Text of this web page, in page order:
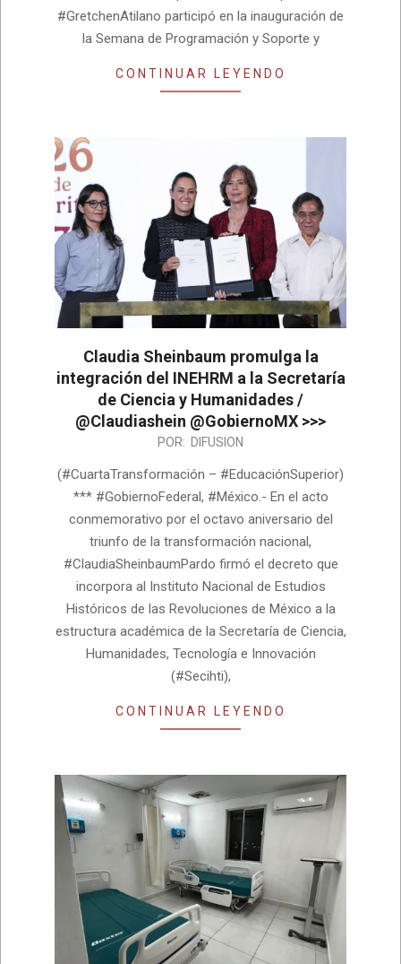
#GretchenAtilano participó en la inauguración de
la Semana de Programación y Soporte y
CONTINUAR LEYENDO
Claudia Sheinbaum promulga la
integración del INEHRM a la Secretaría
de Ciencia y Humanidades /
@Claudiashein @GobiernoMX >>>
07-
01
POR: DIFUSION
(#CuartaTransformación – #EducaciónSuperior)
*** #GobiernoFederal, #México.- En el acto
conmemorativo por el octavo aniversario del
triunfo de la transformación nacional,
#ClaudiaSheinbaumPardo firmó el decreto que
incorpora al Instituto Nacional de Estudios
Históricos de las Revoluciones de México a la
estructura académica de la Secretaría de Ciencia,
Humanidades, Tecnología e Innovación
(#Secihti),
CONTINUAR LEYENDO